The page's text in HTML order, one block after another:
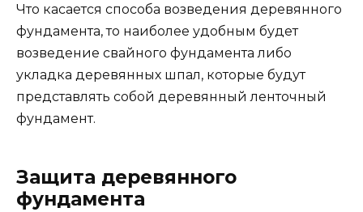
Что касается способа возведения деревянного
фундамента, то наиболее удобным будет
возведение свайного фундамента либо
укладка деревянных шпал, которые будут
представлять собой деревянный ленточный
фундамент.
Защита деревянного
фундамента